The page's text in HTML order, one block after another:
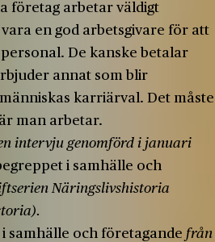
företag arbetar väldigt
en god arbetsgivare för att
De kanske betalar
annat som blir
karriärval. Det måste
man arbetar.
intervju genomförd i januari
i samhälle och
Näringslivshistoria
samhälle och företagande från